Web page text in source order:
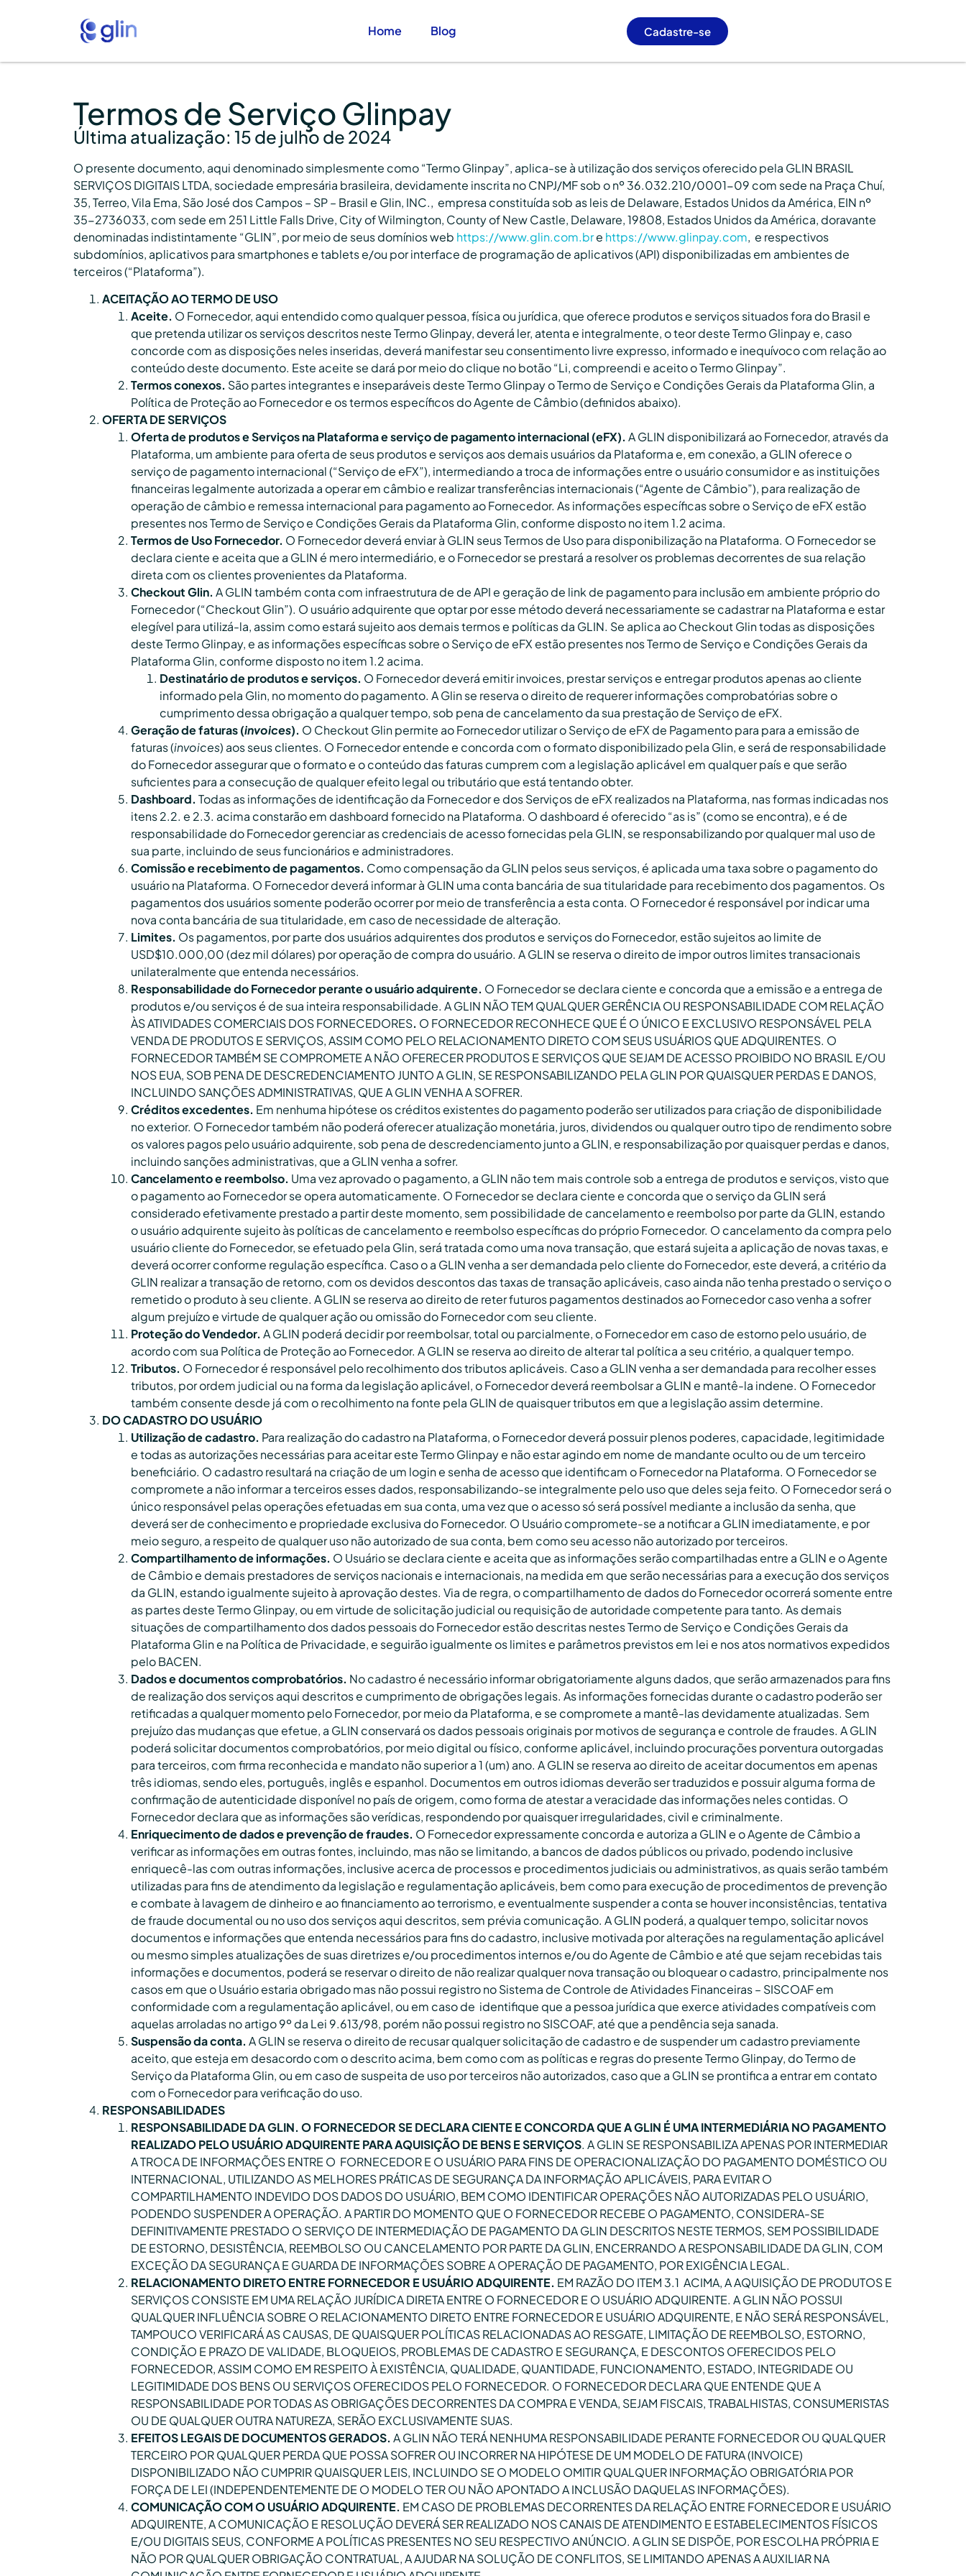
Home Blog Cadastre-se
Termos de Serviço Glinpay
Última atualização: 15 de julho de 2024
O presente documento, aqui denominado simplesmente como “Termo Glinpay”, aplica-se à utilização dos serviços oferecido pela GLIN BRASIL
SERVIÇOS DIGITAIS LTDA, sociedade empresária brasileira, devidamente inscrita no CNPJ/MF sob o nº 36.032.210/0001-09 com sede na Praça Chuí,
35, Terreo, Vila Ema, São José dos Campos – SP – Brasil e Glin, INC., empresa constituída sob as leis de Delaware, Estados Unidos da América, EIN nº
35-2736033, com sede em 251 Little Falls Drive, City of Wilmington, County of New Castle, Delaware, 19808, Estados Unidos da América, doravante
denominadas indistintamente “GLIN”, por meio de seus domínios web https://www.glin.com.bre https://www.glinpay.com, e respectivos
subdomínios, aplicativos para smartphones e tablets e/ou por interface de programação de aplicativos (API) disponibilizadas em ambientes de
terceiros (“Plataforma”).
ACEITAÇÃO AO TERMO DE USO
Aceite. O Fornecedor, aqui entendido como qualquer pessoa, física ou jurídica, que oferece produtos e serviços situados fora do Brasil e
que pretenda utilizar os serviços descritos neste Termo Glinpay, deverá ler, atenta e integralmente, o teor deste Termo Glinpay e, caso
concorde com as disposições neles inseridas, deverá manifestar seu consentimento livre expresso, informado e inequívoco com relação ao
conteúdo deste documento. Este aceite se dará por meio do clique no botão “Li, compreendi e aceito o Termo Glinpay”.
Termos conexos. São partes integrantes e inseparáveis deste Termo Glinpay o Termo de Serviço e Condições Gerais da Plataforma Glin, a
Política de Proteção ao Fornecedor e os termos específicos do Agente de Câmbio (definidos abaixo).
OFERTA DE SERVIÇOS
Oferta de produtos e Serviços na Plataforma e serviço de pagamento internacional (eFX). A GLIN disponibilizará ao Fornecedor, através da
Plataforma, um ambiente para oferta de seus produtos e serviços aos demais usuários da Plataforma e, em conexão, a GLIN oferece o
serviço de pagamento internacional (“Serviço de eFX”), intermediando a troca de informações entre o usuário consumidor e as instituições
financeiras legalmente autorizada a operar em câmbio e realizar transferências internacionais (“Agente de Câmbio”), para realização de
operação de câmbio e remessa internacional para pagamento ao Fornecedor. As informações específicas sobre o Serviço de eFX estão
presentes nos Termo de Serviço e Condições Gerais da Plataforma Glin, conforme disposto no item 1.2 acima.
Termos de Uso Fornecedor. O Fornecedor deverá enviar à GLIN seus Termos de Uso para disponibilização na Plataforma. O Fornecedor se
declara ciente e aceita que a GLIN é mero intermediário, e o Fornecedor se prestará a resolver os problemas decorrentes de sua relação
direta com os clientes provenientes da Plataforma.
Checkout Glin. A GLIN também conta com infraestrutura de de API e geração de link de pagamento para inclusão em ambiente próprio do
Fornecedor (“Checkout Glin”). O usuário adquirente que optar por esse método deverá necessariamente se cadastrar na Plataforma e estar
elegível para utilizá-la, assim como estará sujeito aos demais termos e políticas da GLIN. Se aplica ao Checkout Glin todas as disposições
deste Termo Glinpay, e as informações específicas sobre o Serviço de eFX estão presentes nos Termo de Serviço e Condições Gerais da
Plataforma Glin, conforme disposto no item 1.2 acima.
Destinatário de produtos e serviços. O Fornecedor deverá emitir invoices, prestar serviços e entregar produtos apenas ao cliente
informado pela Glin, no momento do pagamento. A Glin se reserva o direito de requerer informações comprobatórias sobre o
cumprimento dessa obrigação a qualquer tempo, sob pena de cancelamento da sua prestação de Serviço de eFX.
Geração de faturas (invoices). O Checkout Glin permite ao Fornecedor utilizar o Serviço de eFX de Pagamento para para a emissão de
faturas (invoices) aos seus clientes. O Fornecedor entende e concorda com o formato disponibilizado pela Glin, e será de responsabilidade
do Fornecedor assegurar que o formato e o conteúdo das faturas cumprem com a legislação aplicável em qualquer país e que serão
suficientes para a consecução de qualquer efeito legal ou tributário que está tentando obter.
Dashboard. Todas as informações de identificação da Fornecedor e dos Serviços de eFX realizados na Plataforma, nas formas indicadas nos
itens 2.2. e 2.3. acima constarão em dashboard fornecido na Plataforma. O dashboard é oferecido “as is” (como se encontra), e é de
responsabilidade do Fornecedor gerenciar as credenciais de acesso fornecidas pela GLIN, se responsabilizando por qualquer mal uso de
sua parte, incluindo de seus funcionários e administradores.
Comissão e recebimento de pagamentos. Como compensação da GLIN pelos seus serviços, é aplicada uma taxa sobre o pagamento do
usuário na Plataforma. O Fornecedor deverá informar à GLIN uma conta bancária de sua titularidade para recebimento dos pagamentos. Os
pagamentos dos usuários somente poderão ocorrer por meio de transferência a esta conta. O Fornecedor é responsável por indicar uma
nova conta bancária de sua titularidade, em caso de necessidade de alteração.
Limites. Os pagamentos, por parte dos usuários adquirentes dos produtos e serviços do Fornecedor, estão sujeitos ao limite de
USD$10.000,00 (dez mil dólares) por operação de compra do usuário. A GLIN se reserva o direito de impor outros limites transacionais
unilateralmente que entenda necessários.
Responsabilidade do Fornecedor perante o usuário adquirente. O Fornecedor se declara ciente e concorda que a emissão e a entrega de
produtos e/ou serviços é de sua inteira responsabilidade. A GLIN NÃO TEM QUALQUER GERÊNCIA OU RESPONSABILIDADE COM RELAÇÃO
ÀS ATIVIDADES COMERCIAIS DOS FORNECEDORES. O FORNECEDOR RECONHECE QUE É O ÚNICO E EXCLUSIVO RESPONSÁVEL PELA
VENDA DE PRODUTOS E SERVIÇOS, ASSIM COMO PELO RELACIONAMENTO DIRETO COM SEUS USUÁRIOS QUE ADQUIRENTES. O
FORNECEDOR TAMBÉM SE COMPROMETE A NÃO OFERECER PRODUTOS E SERVIÇOS QUE SEJAM DE ACESSO PROIBIDO NO BRASIL E/OU
NOS EUA, SOB PENA DE DESCREDENCIAMENTO JUNTO A GLIN, SE RESPONSABILIZANDO PELA GLIN POR QUAISQUER PERDAS E DANOS,
INCLUINDO SANÇÕES ADMINISTRATIVAS, QUE A GLIN VENHA A SOFRER.
Créditos excedentes. Em nenhuma hipótese os créditos existentes do pagamento poderão ser utilizados para criação de disponibilidade
no exterior. O Fornecedor também não poderá oferecer atualização monetária, juros, dividendos ou qualquer outro tipo de rendimento sobre
os valores pagos pelo usuário adquirente, sob pena de descredenciamento junto a GLIN, e responsabilização por quaisquer perdas e danos,
incluindo sanções administrativas, que a GLIN venha a sofrer.
Cancelamento e reembolso. Uma vez aprovado o pagamento, a GLIN não tem mais controle sob a entrega de produtos e serviços, visto que
o pagamento ao Fornecedor se opera automaticamente. O Fornecedor se declara ciente e concorda que o serviço da GLIN será
considerado efetivamente prestado a partir deste momento, sem possibilidade de cancelamento e reembolso por parte da GLIN, estando
o usuário adquirente sujeito às políticas de cancelamento e reembolso específicas do próprio Fornecedor. O cancelamento da compra pelo
usuário cliente do Fornecedor, se efetuado pela Glin, será tratada como uma nova transação, que estará sujeita a aplicação de novas taxas, e
deverá ocorrer conforme regulação específica. Caso o a GLIN venha a ser demandada pelo cliente do Fornecedor, este deverá, a critério da
GLIN realizar a transação de retorno, com os devidos descontos das taxas de transação aplicáveis, caso ainda não tenha prestado o serviço o
remetido o produto à seu cliente. A GLIN se reserva ao direito de reter futuros pagamentos destinados ao Fornecedor caso venha a sofrer
algum prejuízo e virtude de qualquer ação ou omissão do Fornecedor com seu cliente.
Proteção do Vendedor. A GLIN poderá decidir por reembolsar, total ou parcialmente, o Fornecedor em caso de estorno pelo usuário, de
acordo com sua Política de Proteção ao Fornecedor. A GLIN se reserva ao direito de alterar tal política a seu critério, a qualquer tempo.
Tributos. O Fornecedor é responsável pelo recolhimento dos tributos aplicáveis. Caso a GLIN venha a ser demandada para recolher esses
tributos, por ordem judicial ou na forma da legislação aplicável, o Fornecedor deverá reembolsar a GLIN e mantê-la indene. O Fornecedor
também consente desde já com o recolhimento na fonte pela GLIN de quaisquer tributos em que a legislação assim determine.
DO CADASTRO DO USUÁRIO
Utilização de cadastro. Para realização do cadastro na Plataforma, o Fornecedor deverá possuir plenos poderes, capacidade, legitimidade
e todas as autorizações necessárias para aceitar este Termo Glinpay e não estar agindo em nome de mandante oculto ou de um terceiro
beneficiário. O cadastro resultará na criação de um login e senha de acesso que identificam o Fornecedor na Plataforma. O Fornecedor se
compromete a não informar a terceiros esses dados, responsabilizando-se integralmente pelo uso que deles seja feito. O Fornecedor será o
único responsável pelas operações efetuadas em sua conta, uma vez que o acesso só será possível mediante a inclusão da senha, que
deverá ser de conhecimento e propriedade exclusiva do Fornecedor. O Usuário compromete-se a notificar a GLIN imediatamente, e por
meio seguro, a respeito de qualquer uso não autorizado de sua conta, bem como seu acesso não autorizado por terceiros.
Compartilhamento de informações. O Usuário se declara ciente e aceita que as informações serão compartilhadas entre a GLIN e o Agente
de Câmbio e demais prestadores de serviços nacionais e internacionais, na medida em que serão necessárias para a execução dos serviços
da GLIN, estando igualmente sujeito à aprovação destes. Via de regra, o compartilhamento de dados do Fornecedor ocorrerá somente entre
as partes deste Termo Glinpay, ou em virtude de solicitação judicial ou requisição de autoridade competente para tanto. As demais
situações de compartilhamento dos dados pessoais do Fornecedor estão descritas nestes Termo de Serviço e Condições Gerais da
Plataforma Glin e na Política de Privacidade, e seguirão igualmente os limites e parâmetros previstos em lei e nos atos normativos expedidos
pelo BACEN.
Dados e documentos comprobatórios. No cadastro é necessário informar obrigatoriamente alguns dados, que serão armazenados para fins
de realização dos serviços aqui descritos e cumprimento de obrigações legais. As informações fornecidas durante o cadastro poderão ser
retificadas a qualquer momento pelo Fornecedor, por meio da Plataforma, e se compromete a mantê-las devidamente atualizadas. Sem
prejuízo das mudanças que efetue, a GLIN conservará os dados pessoais originais por motivos de segurança e controle de fraudes. A GLIN
poderá solicitar documentos comprobatórios, por meio digital ou físico, conforme aplicável, incluindo procurações porventura outorgadas
para terceiros, com firma reconhecida e mandato não superior a 1 (um) ano. A GLIN se reserva ao direito de aceitar documentos em apenas
três idiomas, sendo eles, português, inglês e espanhol. Documentos em outros idiomas deverão ser traduzidos e possuir alguma forma de
confirmação de autenticidade disponível no país de origem, como forma de atestar a veracidade das informações neles contidas. O
Fornecedor declara que as informações são verídicas, respondendo por quaisquer irregularidades, civil e criminalmente.
Enriquecimento de dados e prevenção de fraudes. O Fornecedor expressamente concorda e autoriza a GLIN e o Agente de Câmbio a
verificar as informações em outras fontes, incluindo, mas não se limitando, a bancos de dados públicos ou privado, podendo inclusive
enriquecê-las com outras informações, inclusive acerca de processos e procedimentos judiciais ou administrativos, as quais serão também
utilizadas para fins de atendimento da legislação e regulamentação aplicáveis, bem como para execução de procedimentos de prevenção
e combate à lavagem de dinheiro e ao financiamento ao terrorismo, e eventualmente suspender a conta se houver inconsistências, tentativa
de fraude documental ou no uso dos serviços aqui descritos, sem prévia comunicação. A GLIN poderá, a qualquer tempo, solicitar novos
documentos e informações que entenda necessários para fins do cadastro, inclusive motivada por alterações na regulamentação aplicável
ou mesmo simples atualizações de suas diretrizes e/ou procedimentos internos e/ou do Agente de Câmbio e até que sejam recebidas tais
informações e documentos, poderá se reservar o direito de não realizar qualquer nova transação ou bloquear o cadastro, principalmente nos
casos em que o Usuário estaria obrigado mas não possui registro no Sistema de Controle de Atividades Financeiras – SISCOAF em
conformidade com a regulamentação aplicável, ou em caso de identifique que a pessoa jurídica que exerce atividades compatíveis com
aquelas arroladas no artigo 9º da Lei 9.613/98, porém não possui registro no SISCOAF, até que a pendência seja sanada.
Suspensão da conta. A GLIN se reserva o direito de recusar qualquer solicitação de cadastro e de suspender um cadastro previamente
aceito, que esteja em desacordo com o descrito acima, bem como com as políticas e regras do presente Termo Glinpay, do Termo de
Serviço da Plataforma Glin, ou em caso de suspeita de uso por terceiros não autorizados, caso que a GLIN se prontifica a entrar em contato
com o Fornecedor para verificação do uso.
RESPONSABILIDADES
RESPONSABILIDADE DA GLIN. O FORNECEDOR SE DECLARA CIENTE E CONCORDA QUE A GLIN É UMA INTERMEDIÁRIA NO PAGAMENTO
REALIZADO PELO USUÁRIO ADQUIRENTE PARA AQUISIÇÃO DE BENS E SERVIÇOS. A GLIN SE RESPONSABILIZA APENAS POR INTERMEDIAR
A TROCA DE INFORMAÇÕES ENTRE O FORNECEDOR E O USUÁRIO PARA FINS DE OPERACIONALIZAÇÃO DO PAGAMENTO DOMÉSTICO OU
INTERNACIONAL, UTILIZANDO AS MELHORES PRÁTICAS DE SEGURANÇA DA INFORMAÇÃO APLICÁVEIS, PARA EVITAR O
COMPARTILHAMENTO INDEVIDO DOS DADOS DO USUÁRIO, BEM COMO IDENTIFICAR OPERAÇÕES NÃO AUTORIZADAS PELO USUÁRIO,
PODENDO SUSPENDER A OPERAÇÃO. A PARTIR DO MOMENTO QUE O FORNECEDOR RECEBE O PAGAMENTO, CONSIDERA-SE
DEFINITIVAMENTE PRESTADO O SERVIÇO DE INTERMEDIAÇÃO DE PAGAMENTO DA GLIN DESCRITOS NESTE TERMOS, SEM POSSIBILIDADE
DE ESTORNO, DESISTÊNCIA, REEMBOLSO OU CANCELAMENTO POR PARTE DA GLIN, ENCERRANDO A RESPONSABILIDADE DA GLIN, COM
EXCEÇÃO DA SEGURANÇA E GUARDA DE INFORMAÇÕES SOBRE A OPERAÇÃO DE PAGAMENTO, POR EXIGÊNCIA LEGAL.
RELACIONAMENTO DIRETO ENTRE FORNECEDOR E USUÁRIO ADQUIRENTE. EM RAZÃO DO ITEM 3.1 ACIMA, A AQUISIÇÃO DE PRODUTOS E
SERVIÇOS CONSISTE EM UMA RELAÇÃO JURÍDICA DIRETA ENTRE O FORNECEDOR E O USUÁRIO ADQUIRENTE. A GLIN NÃO POSSUI
QUALQUER INFLUÊNCIA SOBRE O RELACIONAMENTO DIRETO ENTRE FORNECEDOR E USUÁRIO ADQUIRENTE, E NÃO SERÁ RESPONSÁVEL,
TAMPOUCO VERIFICARÁ AS CAUSAS, DE QUAISQUER POLÍTICAS RELACIONADAS AO RESGATE, LIMITAÇÃO DE REEMBOLSO, ESTORNO,
CONDIÇÃO E PRAZO DE VALIDADE, BLOQUEIOS, PROBLEMAS DE CADASTRO E SEGURANÇA, E DESCONTOS OFERECIDOS PELO
FORNECEDOR, ASSIM COMO EM RESPEITO À EXISTÊNCIA, QUALIDADE, QUANTIDADE, FUNCIONAMENTO, ESTADO, INTEGRIDADE OU
LEGITIMIDADE DOS BENS OU SERVIÇOS OFERECIDOS PELO FORNECEDOR. O FORNECEDOR DECLARA QUE ENTENDE QUE A
RESPONSABILIDADE POR TODAS AS OBRIGAÇÕES DECORRENTES DA COMPRA E VENDA, SEJAM FISCAIS, TRABALHISTAS, CONSUMERISTAS
OU DE QUALQUER OUTRA NATUREZA, SERÃO EXCLUSIVAMENTE SUAS.
EFEITOS LEGAIS DE DOCUMENTOS GERADOS. A GLIN NÃO TERÁ NENHUMA RESPONSABILIDADE PERANTE FORNECEDOR OU QUALQUER
TERCEIRO POR QUALQUER PERDA QUE POSSA SOFRER OU INCORRER NA HIPÓTESE DE UM MODELO DE FATURA (INVOICE)
DISPONIBILIZADO NÃO CUMPRIR QUAISQUER LEIS, INCLUINDO SE O MODELO OMITIR QUALQUER INFORMAÇÃO OBRIGATÓRIA POR
FORÇA DE LEI (INDEPENDENTEMENTE DE O MODELO TER OU NÃO APONTADO A INCLUSÃO DAQUELAS INFORMAÇÕES).
COMUNICAÇÃO COM O USUÁRIO ADQUIRENTE. EM CASO DE PROBLEMAS DECORRENTES DA RELAÇÃO ENTRE FORNECEDOR E USUÁRIO
ADQUIRENTE, A COMUNICAÇÃO E RESOLUÇÃO DEVERÁ SER REALIZADO NOS CANAIS DE ATENDIMENTO E ESTABELECIMENTOS FÍSICOS
E/OU DIGITAIS SEUS, CONFORME A POLÍTICAS PRESENTES NO SEU RESPECTIVO ANÚNCIO. A GLIN SE DISPÕE, POR ESCOLHA PRÓPRIA E
NÃO POR QUALQUER OBRIGAÇÃO CONTRATUAL, A AJUDAR NA SOLUÇÃO DE CONFLITOS, SE LIMITANDO APENAS A AUXILIAR NA